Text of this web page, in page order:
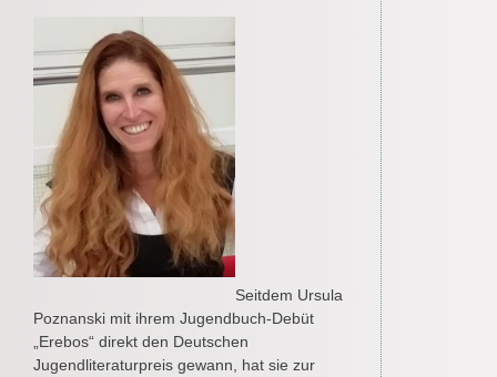
Seitdem Ursula
Poznanski mit ihrem Jugendbuch-Debüt
„Erebos“ direkt den Deutschen
Jugendliteraturpreis gewann, hat sie zur